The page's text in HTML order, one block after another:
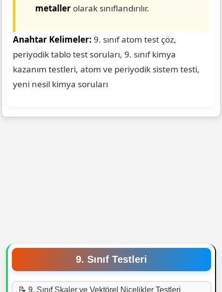
metaller olarak sınıflandırılır.
Anahtar Kelimeler: 9. sınıf atom test çöz,
periyodik tablo test soruları, 9. sınıf kimya
kazanım testleri, atom ve periyodik sistem testi,
yeni nesil kimya soruları
9. Sınıf Testleri
📝 9. Sınıf Skaler ve Vektörel Nicelikler Testleri